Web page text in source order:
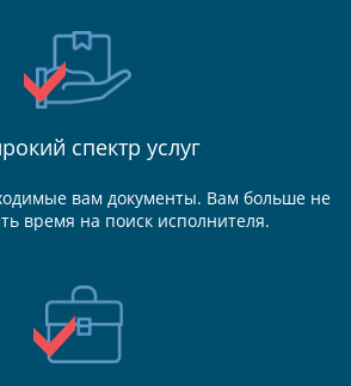
спектр услуг
вам документы. Вам больше не
время на поиск исполнителя.